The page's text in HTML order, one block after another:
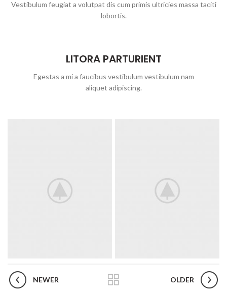
Vestibulum feugiat a volutpat dis cum primis ultricies massa taciti
lobortis.
LITORA PARTURIENT
Egestas a mi a faucibus vestibulum vestibulum nam
aliquet adipiscing.
NEWER OLDER